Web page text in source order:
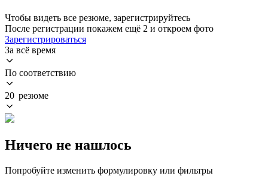
Чтобы видеть все резюме, зарегистрируйтесь
После регистрации покажем ещё 2 и откроем фото
Зарегистрироваться
За всё время
По соответствию
20 резюме
Ничего не нашлось
Попробуйте изменить формулировку или фильтры